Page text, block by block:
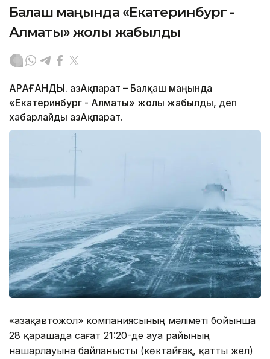
Балқаш маңында «Екатеринбург -
Алматы» жолы жабылды
ҚАРАҒАНДЫ. ҚазАқпарат – Балқаш маңында
«Екатеринбург - Алматы» жолы жабылды, деп
хабарлайды ҚазАқпарат.
«Қазақавтожол» компаниясының мәліметі бойынша
28 қарашада сағат 21:20-де ауа райының
нашарлауына байланысты (көктайғақ, қатты жел)